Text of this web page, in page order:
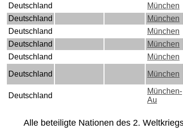
Deutschland
München
Deutschland
München
Deutschland
München
Deutschland
München
Deutschland
München
Deutschland München
Deutschland
München-
Au
Alle beteiligte Nationen des 2.